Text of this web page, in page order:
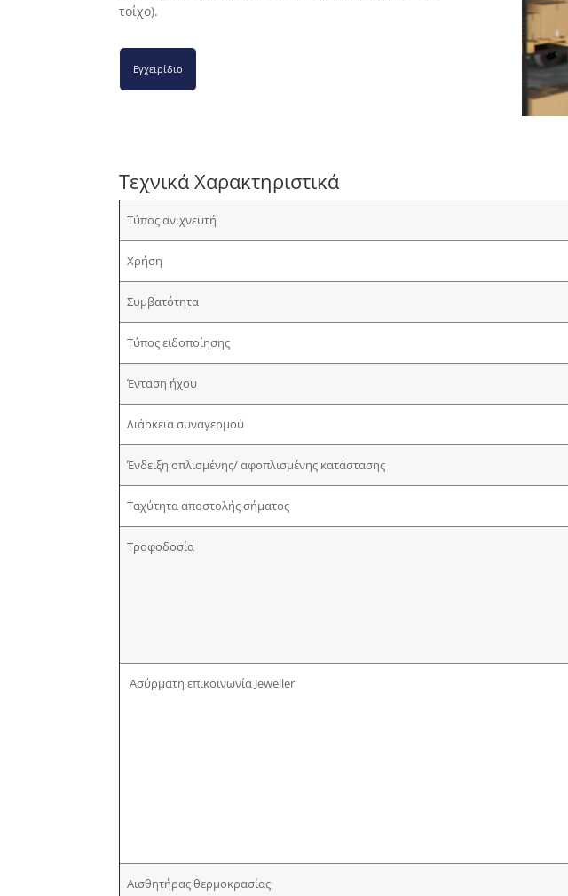
τοίχο).
Εγχειρίδιο
Τεχνικά Χαρακτηριστικά
Τύπος ανιχνευτή
Χρήση
Συμβατότητα
Τύπος ειδοποίησης
Ένταση ήχου
Διάρκεια συναγερμού
Ένδειξη οπλισμένης/ αφοπλισμένης κατάστασης
Ταχύτητα αποστολής σήματος
Τροφοδοσία
Ασύρματη επικοινωνία Jeweller
Αισθητήρας θερμοκρασίας